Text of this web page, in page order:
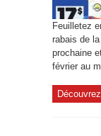
Feuilletez
rabais de
prochaine
février au